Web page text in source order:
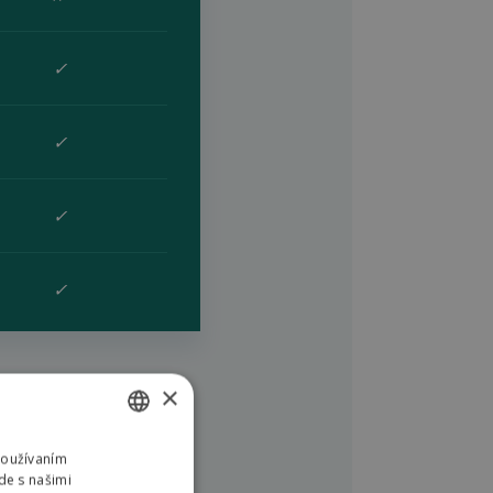
✓
✓
✓
✓
×
s našimi